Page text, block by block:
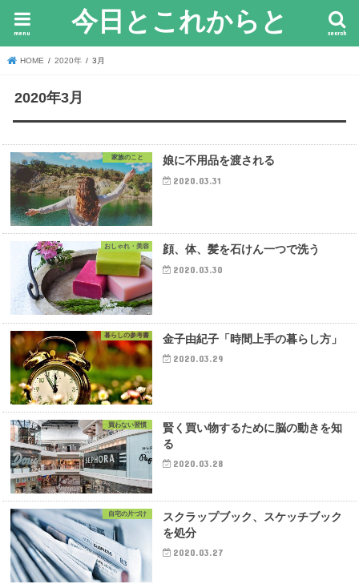
今日とこれからと search
menu
HOME 2020年 3月
2020年3月
家族のこと 娘に不用品を渡される
2020.03.31
おしゃれ・美容 顔、体、髪を石けん一つで洗う
2020.03.30
暮らしの参考書 金子由紀子「時間上手の暮らし方」
2020.03.29
買わない習慣
賢く買い物するために脳の動きを知
る
2020.03.28
自宅の片づけ
スクラップブック、スケッチブック
を処分
2020.03.27